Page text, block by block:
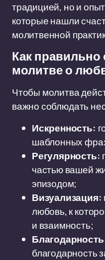
традицией, но и
которые нашли
молитвенной
Как правильно
молитве о
Чтобы молитва
важно соблюдать
Искренность:
шаблонных
Регулярность:
частью вашей
эпизодом;
Визуализация:
любовь, к
и взаимность;
благодарность